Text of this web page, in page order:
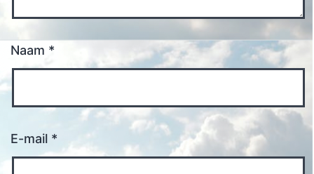
Naam *
E-mail *